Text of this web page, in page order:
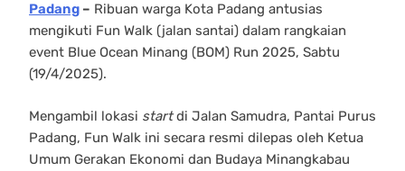
Padang – Ribuan warga Kota Padang antusias
mengikuti Fun Walk (jalan santai) dalam rangkaian
event Blue Ocean Minang (BOM) Run 2025, Sabtu
(19/4/2025).
Mengambil lokasi startdi Jalan Samudra, Pantai Purus
Padang, Fun Walk ini secara resmi dilepas oleh Ketua
Umum Gerakan Ekonomi dan Budaya Minangkabau